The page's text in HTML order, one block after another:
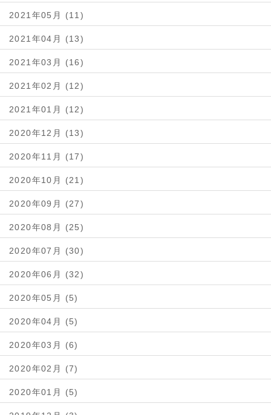
2021年05月 (11)
2021年04月 (13)
2021年03月 (16)
2021年02月 (12)
2021年01月 (12)
2020年12月 (13)
2020年11月 (17)
2020年10月 (21)
2020年09月 (27)
2020年08月 (25)
2020年07月 (30)
2020年06月 (32)
2020年05月 (5)
2020年04月 (5)
2020年03月 (6)
2020年02月 (7)
2020年01月 (5)